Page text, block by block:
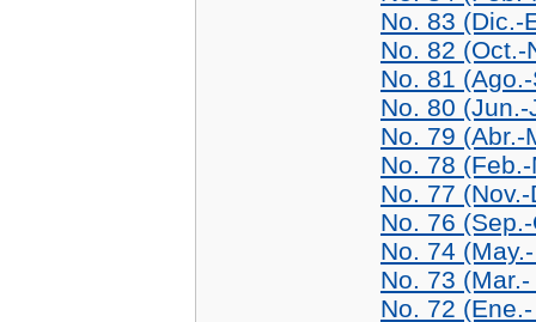
No. 83 (Dic.-
No. 82 (Oct.-
No. 81
No. 80
No. 79 (Abr.-
No. 78
No. 77
No. 76
No. 74
No. 73
No. 72